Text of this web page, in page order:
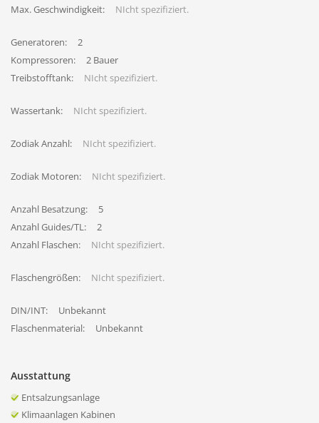
Max. Geschwindigkeit:
NIcht spezifiziert.
Generatoren:
2
Kompressoren:
2 Bauer
Treibstofftank:
NIcht spezifiziert.
Wassertank: NIcht spezifiziert.
Zodiak Anzahl: NIcht spezifiziert.
Zodiak Motoren: NIcht spezifiziert.
Anzahl Besatzung:
5
Anzahl Guides/TL:
2
Anzahl Flaschen:
NIcht spezifiziert.
Flaschengrößen: NIcht spezifiziert.
DIN/INT:
Unbekannt
Flaschenmaterial:
Unbekannt
Ausstattung
Entsalzungsanlage
Klimaanlagen Kabinen